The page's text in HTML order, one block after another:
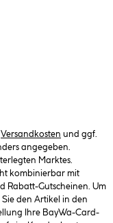
Versandkosten und ggf.
angegeben.
Marktes.
kombinierbar mit
Rabatt-Gutscheinen. Um
den Artikel in den
Ihre BayWa-Card-